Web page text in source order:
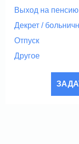
Выход на пенсию
Декрет /
Отпуск
Другое